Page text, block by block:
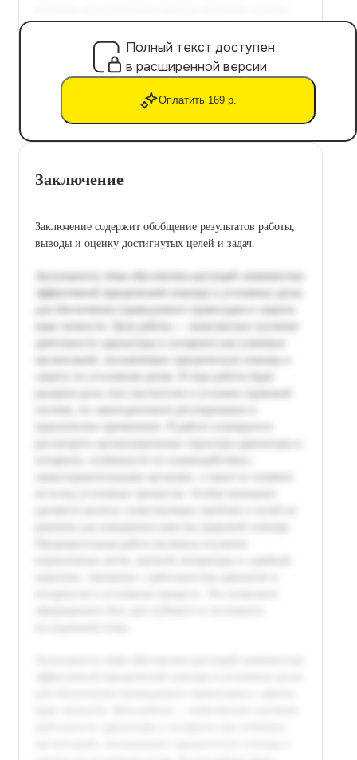
Полный текст доступен
в расширенной версии
Оплатить 169 р.
Заключение
Заключение содержит обобщение результатов работы,
выводы и оценку достигнутых целей и задач.